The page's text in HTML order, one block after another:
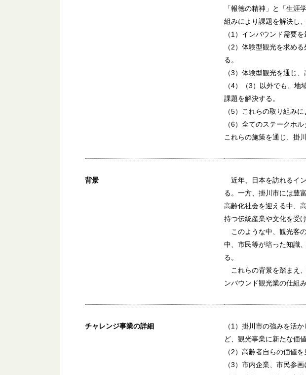
「報徳の精神」と「生涯
組みにより課題を解決し
（1）インバウンド需要
（2）体験型観光を求め
る。
（3）体験型観光を通じ
（4）（3）以外でも、
課題を解決する。
（5）これらの取り組み
（6）全てのステークホ
これらの施策を通じ、掛
背景
近年、日本を訪れるイ
る。一方、掛川市には豊
高齢化社会を迎える中、
持つ伝統産業や文化を受
このような中、観光客
中、市民等が培った知識
る。
これらの背景を踏まえ
ンバウンド観光業の仕組
チャレンジ事業の詳細
（1）掛川市の強みを活
ど、観光事業に新たな価
（2）高齢者自らの価値
（3）市内企業、市民参